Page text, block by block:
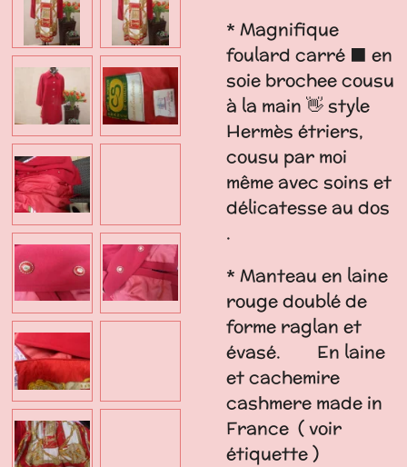
* Magnifique
foulard carré ⬛️ en
soie brochee cousu
à la main 👋 style
Hermès étriers,
cousu par moi
même avec soins et
délicatesse au dos
.
* Manteau en laine
rouge doublé de
forme raglan et
évasé. En laine
et cachemire
cashmere made in
France ( voir
étiquette )